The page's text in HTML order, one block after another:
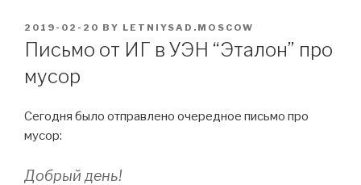
POSTED
ON
2019-02-20 BY LETNIYSAD.MOSCOW
Письмо от ИГ в УЭН “Эталон” про
мусор
Сегодня было отправлено очередное письмо про
мусор:
Добрый день!